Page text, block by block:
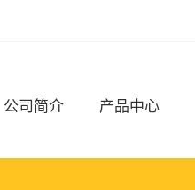
公司简介 产品中心